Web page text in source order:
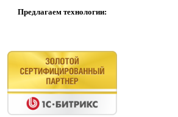
Предлагаем технологии: